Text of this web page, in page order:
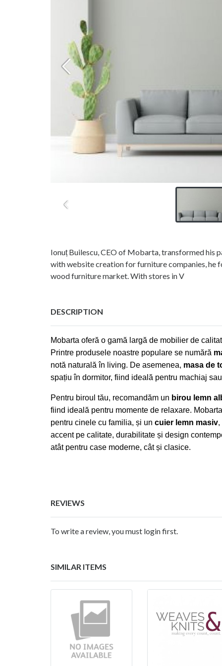
Ionuț Builescu, CEO of Mobarta, transformed his
with website creation for furniture companies, he
wood furniture market. With stores in V
DESCRIPTION
Mobarta oferă o gamă largă de mobilier de
Printre produsele noastre populare se numără
notă naturală în living. De asemenea, masa de
spațiu în dormitor, fiind ideală pentru machiaj
Pentru biroul tău, recomandăm un birou lemn
fiind ideală pentru momente de relaxare.
pentru cinele cu familia, și un cuier lemn masiv,
accent pe calitate, durabilitate și design
atât pentru case moderne, cât și clasice.
REVIEWS
To write a review, you must login first.
SIMILAR ITEMS